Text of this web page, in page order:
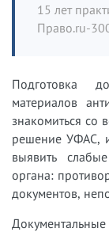
15 лет
Право.ru-
Подготовка
материалов
знакомиться со
решение УФАС, и
выявить
органа:
документов,